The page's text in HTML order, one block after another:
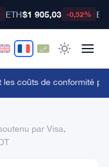
ETH$1 905,03 -0,52%
coûts de conformité
par Visa,